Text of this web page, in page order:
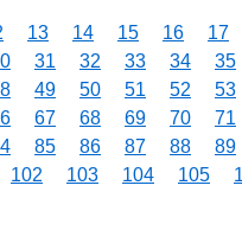
13 14 15 16 17
31 32 33 34 35
49 50 51 52 53
67 68 69 70 71
85 86 87 88 89
102 103 104 105